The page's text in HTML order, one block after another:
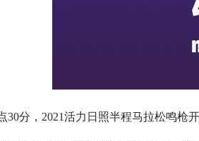
分，2021活力日照半程马拉松鸣枪